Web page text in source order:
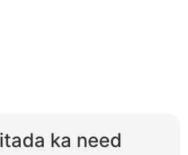
ka need